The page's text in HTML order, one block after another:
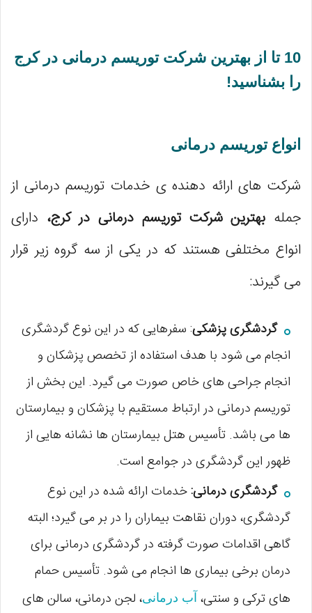
10 تا از بهترین شرکت توریسم درمانی در کرج
را بشناسید!
انواع توریسم درمانی
شرکت های ارائه دهنده ی خدمات توریسم درمانی از
جمله بهترین شرکت توریسم درمانی در کرج، دارای
انواع مختلفی هستند که در یکی از سه گروه زیر قرار
می گیرند:
گردشگری پزشکی: سفرهایی که در این نوع گردشگری
انجام می شود با هدف استفاده از تخصص پزشکان و
انجام جراحی های خاص صورت می گیرد. این بخش از
توریسم درمانی در ارتباط مستقیم با پزشکان و بیمارستان
ها می باشد. تأسیس هتل بیمارستان ها نشانه هایی از
ظهور این گردشگری در جوامع است.
گردشگری درمانی:خدمات ارائه شده در این نوع
گردشگری، دوران نقاهت بیماران را در بر می گیرد؛ البته
گاهی اقدامات صورت گرفته در گردشگری درمانی برای
درمان برخی بیماری ها انجام می شود. تأسیس حمام
های ترکی و سنتی، آب درمانی، لجن درمانی، سالن های